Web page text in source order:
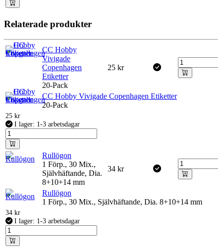
Relaterade produkter
CC Hobby
Vivigade
Copenhagen
Etiketter
20-Pack
25 kr
CC Hobby Vivigade Copenhagen Etiketter
20-Pack
25 kr
I lager: 1-3 arbetsdagar
Rullögon
1 Förp., 30 Mix.,
Självhäftande, Dia.
8+10+14 mm
34 kr
Rullögon
1 Förp., 30 Mix., Självhäftande, Dia. 8+10+14 mm
34 kr
I lager: 1-3 arbetsdagar